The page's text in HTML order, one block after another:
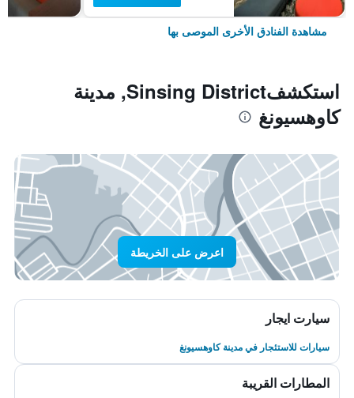
مشاهدة الفنادق الأخرى الموصى بها
استكشفSinsing District, مدينة
كاوهسيونغ
اعرض على الخريطة
سيارت ايجار
سيارات للاستئجار في مدينة كاوهسيونغ
المطارات القريبة